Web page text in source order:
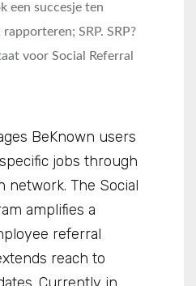
een succesje ten
SRP. SRP?
voor Social Referral
BeKnown users
jobs through
network. The Social
amplifies a
referral
reach to